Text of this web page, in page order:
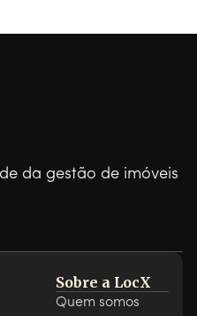
da gestão de imóveis
Sobre a LocX
Quem somos